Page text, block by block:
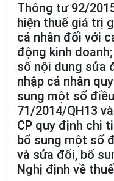
Thông tư 92/
hiện thuế giá trị
cá nhân đối với
động kinh
số nội dung sửa
nhập cá nhân
sung một số
71/2014/QH13
CP quy định chi
bổ sung một số
và sửa đổi, bổ
Nghị định về thuế